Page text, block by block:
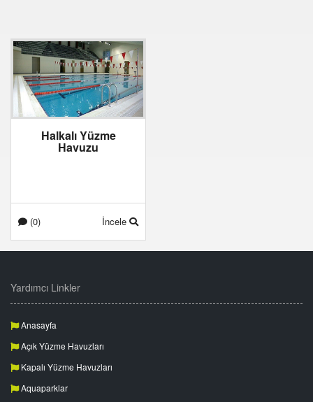
Halkalı Yüzme
Havuzu
(0) İncele
Yardımcı Linkler
Anasayfa
Açık Yüzme Havuzları
Kapalı Yüzme Havuzları
Aquaparklar